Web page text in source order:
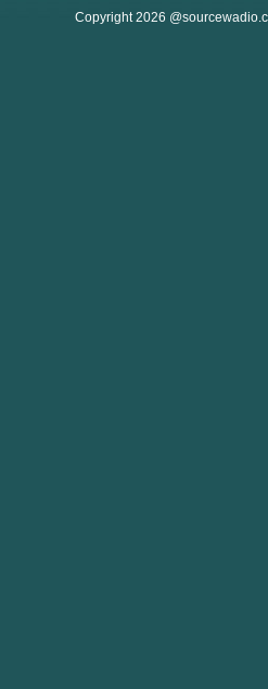
Copyright 2026